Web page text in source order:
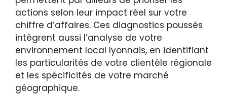
actions selon leur impact réel sur votre
chiffre d’affaires. Ces diagnostics poussés
intègrent aussi l’analyse de votre
environnement local lyonnais, en identifiant
les particularités de votre clientèle régionale
et les spécificités de votre marché
géographique.